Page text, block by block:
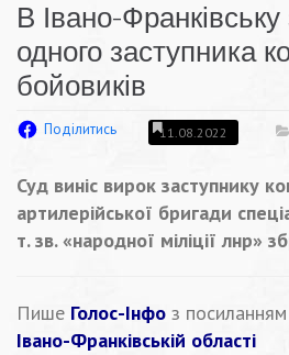
В Івано-
одного заступника
бойовиків
Поділитись 11.08.2022
Суд виніс вирок заступнику
артилерійської бригади
т. зв. «народної міліції лнр»
Пише Голос-Інфо з
Івано-Франківській області